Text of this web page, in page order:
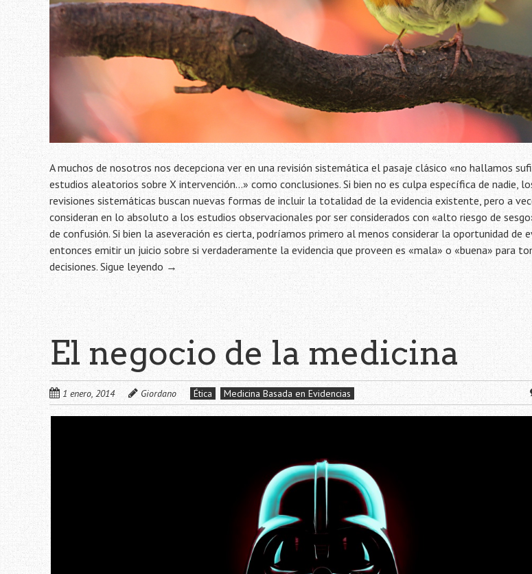
A muchos de nosotros nos decepciona ver en una revisión sistemática el pasaje clásico «no hallamos
estudios aleatorios sobre X intervención…» como conclusiones. Si bien no es culpa específica de nadie,
revisiones sistemáticas buscan nuevas formas de incluir la totalidad de la evidencia existente, pero a
consideran en lo absoluto a los estudios observacionales por ser considerados con «alto riesgo de
de confusión. Si bien la aseveración es cierta, podríamos primero al menos considerar la oportunidad de
entonces emitir un juicio sobre si verdaderamente la evidencia que proveen es «mala» o «buena» para
decisiones. Sigue leyendo →
El negocio de la medicina
1 enero, 2014 Giordano Ética Medicina Basada en Evidencias